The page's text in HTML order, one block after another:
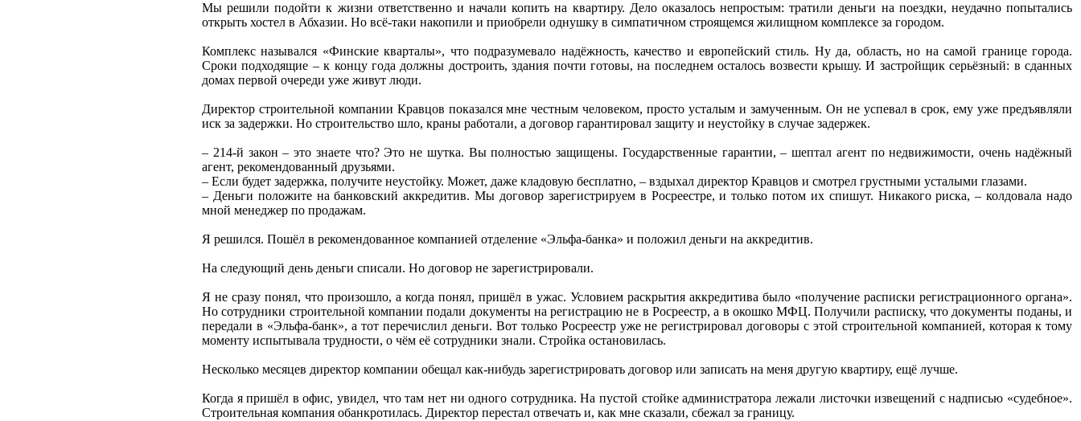
Мы решили подойти к жизни ответственно и начали копить на квартиру. Дело оказалось непростым: тратили деньги на поездки, неудачно попытались
открыть хостел в Абхазии. Но всё-таки накопили и приобрели однушку в симпатичном строящемся жилищном комплексе за городом.
Комплекс назывался «Финские кварталы», что подразумевало надёжность, качество и европейский стиль. Ну да, область, но на самой границе города.
Сроки подходящие – к концу года должны достроить, здания почти готовы, на последнем осталось возвести крышу. И застройщик серьёзный: в сданных
домах первой очереди уже живут люди.
Директор строительной компании Кравцов показался мне честным человеком, просто усталым и замученным. Он не успевал в срок, ему уже предъявляли
иск за задержки. Но строительство шло, краны работали, а договор гарантировал защиту и неустойку в случае задержек.
– 214-й закон – это знаете что? Это не шутка. Вы полностью защищены. Государственные гарантии, – шептал агент по недвижимости, очень надёжный
агент, рекомендованный друзьями.
– Если будет задержка, получите неустойку. Может, даже кладовую бесплатно, – вздыхал директор Кравцов и смотрел грустными усталыми глазами.
– Деньги положите на банковский аккредитив. Мы договор зарегистрируем в Росреестре, и только потом их спишут. Никакого риска, – колдовала надо
мной менеджер по продажам.
Я решился. Пошёл в рекомендованное компанией отделение «Эльфа-банка» и положил деньги на аккредитив.
На следующий день деньги списали. Но договор не зарегистрировали.
Я не сразу понял, что произошло, а когда понял, пришёл в ужас. Условием раскрытия аккредитива было «получение расписки регистрационного органа».
Но сотрудники строительной компании подали документы на регистрацию не в Росреестр, а в окошко МФЦ. Получили расписку, что документы поданы, и
передали в «Эльфа-банк», а тот перечислил деньги. Вот только Росреестр уже не регистрировал договоры с этой строительной компанией, которая к тому
моменту испытывала трудности, о чём её сотрудники знали. Стройка остановилась.
Несколько месяцев директор компании обещал как-нибудь зарегистрировать договор или записать на меня другую квартиру, ещё лучше.
Когда я пришёл в офис, увидел, что там нет ни одного сотрудника. На пустой стойке администратора лежали листочки извещений с надписью «судебное».
Строительная компания обанкротилась. Директор перестал отвечать и, как мне сказали, сбежал за границу.